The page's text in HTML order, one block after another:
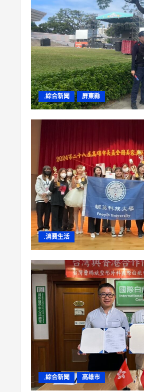
.綜合新聞 屏東縣
.消費生活
.綜合新聞 高雄市